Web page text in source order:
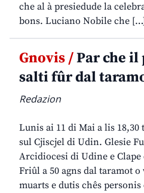
che al à presiedude la
bons. Luciano Nobile che
Gnovis /Par che
salti fûr dal
Redazion
Lunis ai 11 di Mai a lis 18,30
sul Cjiscjel di Udin. Glesie
Arcidiocesi di Udine e
Friûl a 50 agns dal taramot
muarts e dutis chês